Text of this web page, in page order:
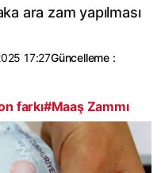
ara zam yapılması
17:27Güncelleme :
farkı#Maaş Zammı